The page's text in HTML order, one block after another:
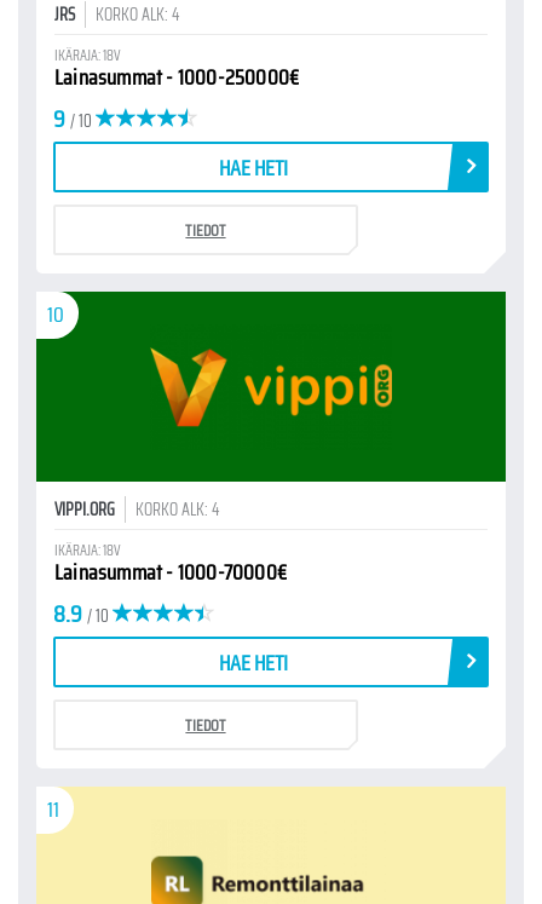
JRS KORKO ALK: 4
IKÄRAJA: 18V
Lainasummat - 1000-250000€
9/ 10
HAE HETI
TIEDOT
10
VIPPI.ORG KORKO ALK: 4
IKÄRAJA: 18V
Lainasummat - 1000-70000€
8.9/ 10
HAE HETI
TIEDOT
11